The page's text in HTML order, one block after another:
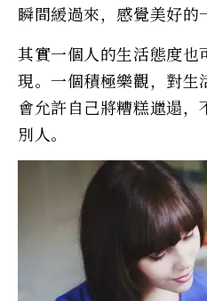
瞬間緩過來，感覺美好的
其實一個人的生活態度也
現。一個積極樂觀，對生
會允許自己將糟糕邋遢
別人。